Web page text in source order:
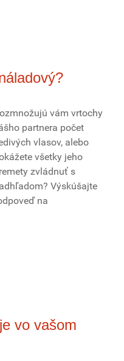
vám vrtochy
partnera počet
vlasov, alebo
všetky jeho
zvládnuť s
Výskúšajte
na
vo vašom